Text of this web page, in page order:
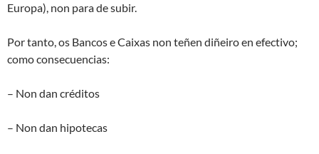
Europa), non para de subir.
Por tanto, os Bancos e Caixas non teñen diñeiro en efectivo;
como consecuencias:
– Non dan créditos
– Non dan hipotecas